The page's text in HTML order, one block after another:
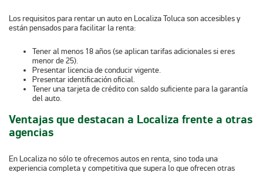
Los requisitos para rentar un auto en Localiza Toluca son accesibles y
están pensados para facilitar la renta:
Tener al menos 18 años (se aplican tarifas adicionales si eres
menor de 25).
Presentar licencia de conducir vigente.
Presentar identificación oficial.
Tener una tarjeta de crédito con saldo suficiente para la garantía
del auto.
Ventajas que destacan a Localiza frente a otras
agencias
En Localiza no sólo te ofrecemos autos en renta, sino toda una
experiencia completa y competitiva que supera lo que ofrecen otras